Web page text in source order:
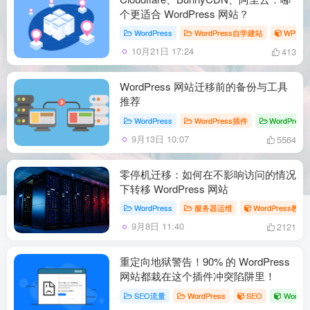
个更适合 WordPress 网站？
WordPress WordPress自学建站 WP自
10月21日 17:24 413
WordPress 网站迁移前的备份与工具
推荐
WordPress WordPress插件 WordPress
9月13日 10:07 5564
零停机迁移：如何在不影响访问的情况
下转移 WordPress 网站
WordPress 服务器运维 WordPress教程
9月8日 11:40 2121
重定向地狱警告！90% 的 WordPress
网站都栽在这个插件冲突陷阱里！
SEO流量 WordPress SEO